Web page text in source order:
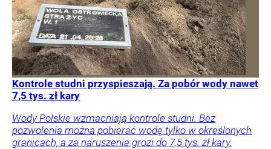
Kontrole studni przyspieszają. Za pobór wody nawet
7,5 tys. zł kary
Wody Polskie wzmacniają kontrole studni. Bez
pozwolenia można pobierać wodę tylko w określonych
granicach, a za naruszenia grozi do 7,5 tys. zł kary.